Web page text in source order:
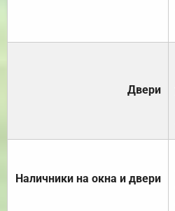
Двери
Наличники на окна и двери